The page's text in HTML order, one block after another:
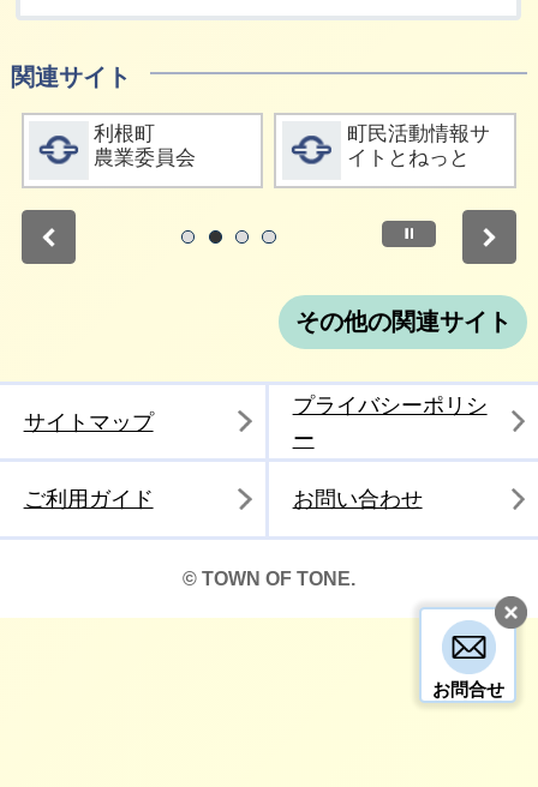
お問合せ
関連サイト
詳細をみる
利根町
農業委員会
詳細をみる
町民活動情報サ
イトとねっと
停止
その他の関連サイト
サイトマップ
プライバシーポリシ
ー
ご利用ガイド お問い合わせ
© TOWN OF TONE.